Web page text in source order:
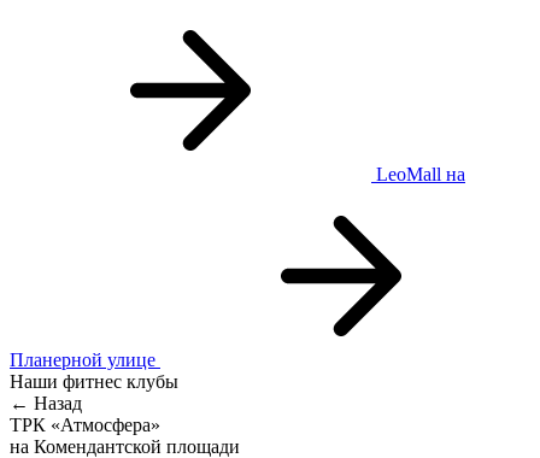
LeoMall на
Планерной улице
Наши фитнес клубы
← Назад
ТРК «Атмосфера»
на Комендантской площади